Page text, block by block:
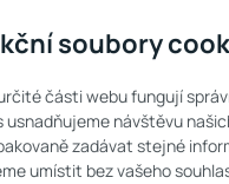
soubory
části webu fungují
návštěvu
zadávat stejné
umístit bez vašeho